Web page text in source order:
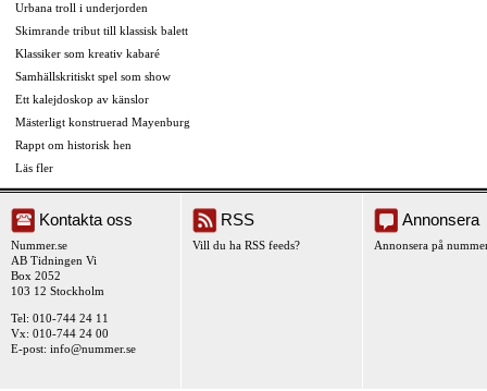
Urbana troll i underjorden
Skimrande tribut till klassisk balett
Klassiker som kreativ kabaré
Samhällskritiskt spel som show
Ett kalejdoskop av känslor
Mästerligt konstruerad Mayenburg
Rappt om historisk hen
Läs fler
Kontakta oss
Nummer.se
AB Tidningen Vi
Box 2052
103 12 Stockholm
Tel: 010-744 24 11
Vx: 010-744 24 00
E-post: info@nummer.se
RSS
Vill du ha RSS feeds?
Annonsera
Annonsera på